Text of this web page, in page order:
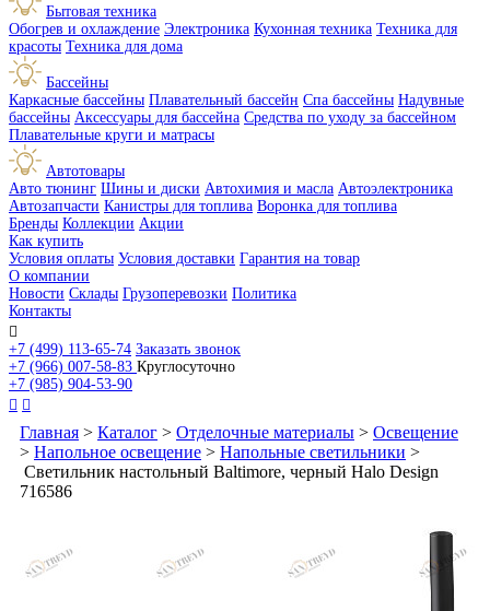
Бытовая техника
Обогрев и охлаждение Электроника Кухонная техника Техника для
красоты Техника для дома
Бассейны
Каркасные бассейны Плавательный бассейн Спа бассейны Надувные
бассейны Аксессуары для бассейна Средства по уходу за бассейном
Плавательные круги и матрасы
Автотовары
Авто тюнинг Шины и диски Автохимия и масла Автоэлектроника
Автозапчасти Канистры для топлива Воронка для топлива
Бренды Коллекции Акции
Как купить
Условия оплаты Условия доставки Гарантия на товар
О компании
Новости Склады Грузоперевозки Политика
Контакты

+7 (499) 113-65-74 Заказать звонок
+7 (966) 007-58-83 Круглосуточно
+7 (985) 904-53-90
 
Главная > Каталог > Отделочные материалы > Освещение
> Напольное освещение > Напольные светильники >
Светильник настольный Baltimore, черный Halo Design
716586